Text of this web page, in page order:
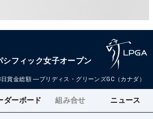
シフィック女子オープン
賞金総額 ―プリディス・グリーンズGC（カナダ）
ダーボード 組み合せ ニュース